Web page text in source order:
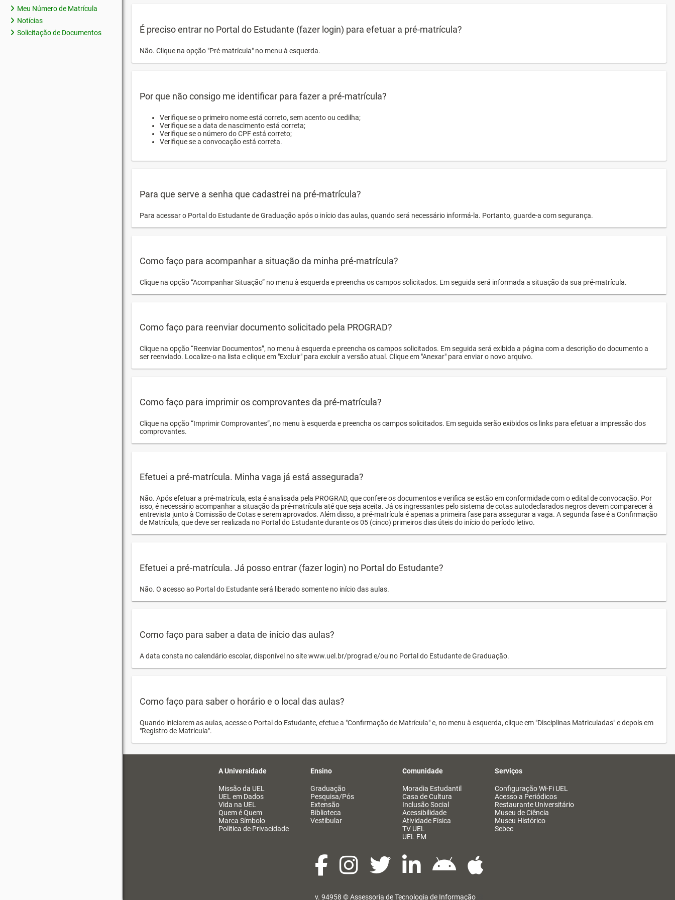
Meu Número de Matrícula
Notícias
Solicitação de Documentos
É preciso entrar no Portal do Estudante (fazer login) para efetuar a pré-matrícula?
Não. Clique na opção "Pré-matrícula" no menu à esquerda.
Por que não consigo me identificar para fazer a pré-matrícula?
Verifique se o primeiro nome está correto, sem acento ou cedilha;
Verifique se a data de nascimento está correta;
Verifique se o número do CPF está correto;
Verifique se a convocação está correta.
Para que serve a senha que cadastrei na pré-matrícula?
Para acessar o Portal do Estudante de Graduação após o início das aulas, quando será necessário informá-la. Portanto, guarde-a com segurança.
Como faço para acompanhar a situação da minha pré-matrícula?
Clique na opção “Acompanhar Situação” no menu à esquerda e preencha os campos solicitados. Em seguida será informada a situação da sua pré-matrícula.
Como faço para reenviar documento solicitado pela PROGRAD?
Clique na opção “Reenviar Documentos”, no menu à esquerda e preencha os campos solicitados. Em seguida será exibida a página com a descrição do documento a
ser reenviado. Localize-o na lista e clique em "Excluir" para excluir a versão atual. Clique em "Anexar" para enviar o novo arquivo.
Como faço para imprimir os comprovantes da pré-matrícula?
Clique na opção “Imprimir Comprovantes”, no menu à esquerda e preencha os campos solicitados. Em seguida serão exibidos os links para efetuar a impressão dos
comprovantes.
Efetuei a pré-matrícula. Minha vaga já está assegurada?
Não. Após efetuar a pré-matrícula, esta é analisada pela PROGRAD, que confere os documentos e verifica se estão em conformidade com o edital de convocação. Por
isso, é necessário acompanhar a situação da pré-matrícula até que seja aceita. Já os ingressantes pelo sistema de cotas autodeclarados negros devem comparecer à
entrevista junto à Comissão de Cotas e serem aprovados. Além disso, a pré-matrícula é apenas a primeira fase para assegurar a vaga. A segunda fase é a Confirmação
de Matrícula, que deve ser realizada no Portal do Estudante durante os 05 (cinco) primeiros dias úteis do início do período letivo.
Efetuei a pré-matrícula. Já posso entrar (fazer login) no Portal do Estudante?
Não. O acesso ao Portal do Estudante será liberado somente no início das aulas.
Como faço para saber a data de início das aulas?
A data consta no calendário escolar, disponível no site www.uel.br/prograd e/ou no Portal do Estudante de Graduação.
Como faço para saber o horário e o local das aulas?
Quando iniciarem as aulas, acesse o Portal do Estudante, efetue a "Confirmação de Matrícula" e, no menu à esquerda, clique em "Disciplinas Matriculadas" e depois em
"Registro de Matrícula".
A Universidade
Missão da UEL
UEL em Dados
Vida na UEL
Quem é Quem
Marca Símbolo
Política de Privacidade
Ensino
Graduação
Pesquisa/Pós
Extensão
Biblioteca
Vestibular
Comunidade
Moradia Estudantil
Casa de Cultura
Inclusão Social
Acessibilidade
Atividade Física
TV UEL
UEL FM
Serviços
Configuração Wi-Fi UEL
Acesso a Periódicos
Restaurante Universitário
Museu de Ciência
Museu Histórico
Sebec
v. 94958 ©Assessoria de Tecnologia de Informação